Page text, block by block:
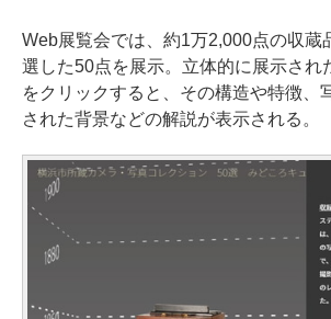
Web展覧会では、約1万2,000点の収蔵
選した50点を展示。立体的に展示され
をクリックすると、その構造や特徴、
された背景などの解説が表示される。